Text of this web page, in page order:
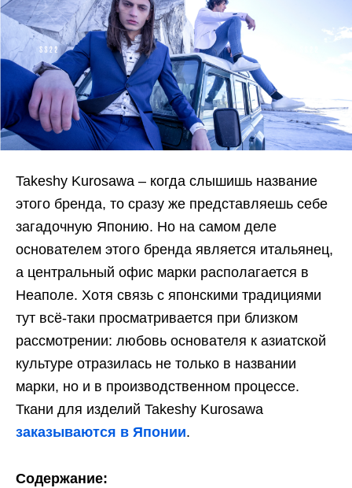
Takeshy Kurosawa – когда слышишь название
этого бренда, то сразу же представляешь себе
загадочную Японию. Но на самом деле
основателем этого бренда является итальянец,
а центральный офис марки располагается в
Неаполе. Хотя связь с японскими традициями
тут всё-таки просматривается при близком
рассмотрении: любовь основателя к азиатской
культуре отразилась не только в названии
марки, но и в производственном процессе.
Ткани для изделий Takeshy Kurosawa
заказываются в Японии.
Содержание: